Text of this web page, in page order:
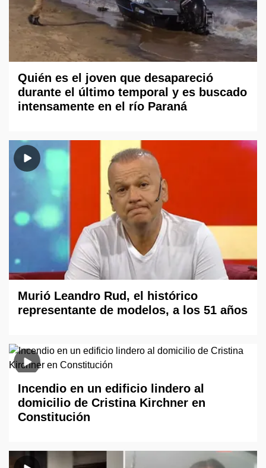
Quién es el joven que desapareció
durante el último temporal y es buscado
intensamente en el río Paraná
Murió Leandro Rud, el histórico
representante de modelos, a los 51 años
Incendio en un edificio lindero al
domicilio de Cristina Kirchner en
Constitución